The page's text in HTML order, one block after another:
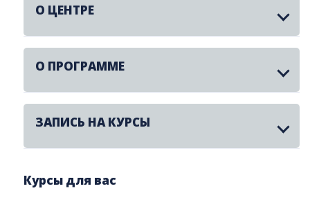
О ЦЕНТРЕ
О ПРОГРАММЕ
ЗАПИСЬ НА КУРСЫ
Курсы для вас